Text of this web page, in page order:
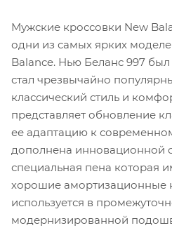
Мужские кроссовки New
одни из самых ярких
Balance. Нью Беланс 997 был
стал чрезвычайно
классический стиль и
представляет обновление
ее адаптацию к
дополнена инновационной
специальная пена которая
хорошие амортизационные
используется в
модернизированной